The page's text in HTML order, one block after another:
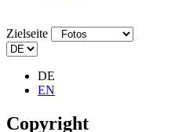
Zielseite
DE
EN
Copyright